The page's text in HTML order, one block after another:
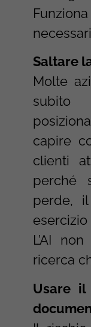
Saltare
Molte
capire
clienti
perché
perde,
L’AI
ricerca
Usare il